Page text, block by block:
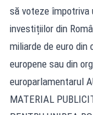
să voteze împotriva
investițiilor din
miliarde de euro din
europene sau din
europarlamentarul
MATERIAL